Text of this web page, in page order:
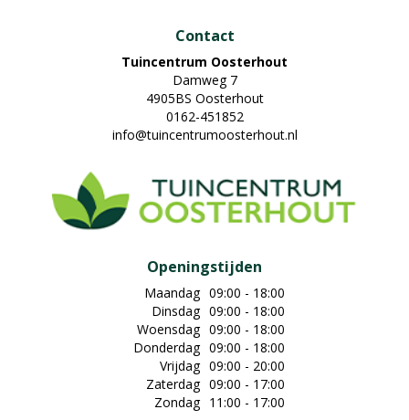
Contact
Tuincentrum Oosterhout
Damweg 7
4905BS Oosterhout
0162-451852
info@tuincentrumoosterhout.nl
Openingstijden
Maandag 09:00 - 18:00
Dinsdag 09:00 - 18:00
Woensdag 09:00 - 18:00
Donderdag 09:00 - 18:00
Vrijdag 09:00 - 20:00
Zaterdag 09:00 - 17:00
Zondag 11:00 - 17:00